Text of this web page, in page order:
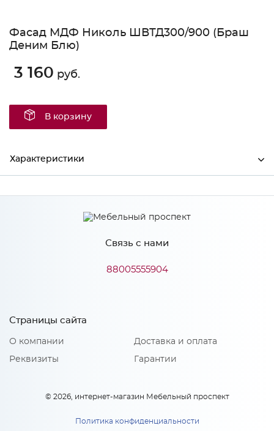
Фасад МДФ Николь ШВТД300/900 (Браш
Деним Блю)
3 160 руб.
В корзину
Характеристики
Производитель МиФ
Связь с нами
88005555904
Страницы сайта
О компании
Реквизиты
Доставка и оплата
Гарантии
© 2026, интернет-магазин Мебельный проспект
Политика конфиденциальности